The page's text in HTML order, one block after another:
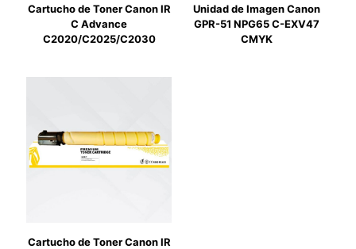
Cartucho de Toner Canon IR
C Advance
C2020/C2025/C2030
Unidad de Imagen Canon
GPR-51 NPG65 C-EXV47
CMYK
Cartucho de Toner Canon IR